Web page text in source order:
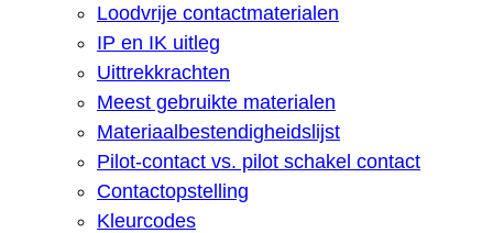
Loodvrije contactmaterialen
IP en IK uitleg
Uittrekkrachten
Meest gebruikte materialen
Materiaalbestendigheidslijst
Pilot-contact vs. pilot schakel contact
Contactopstelling
Kleurcodes